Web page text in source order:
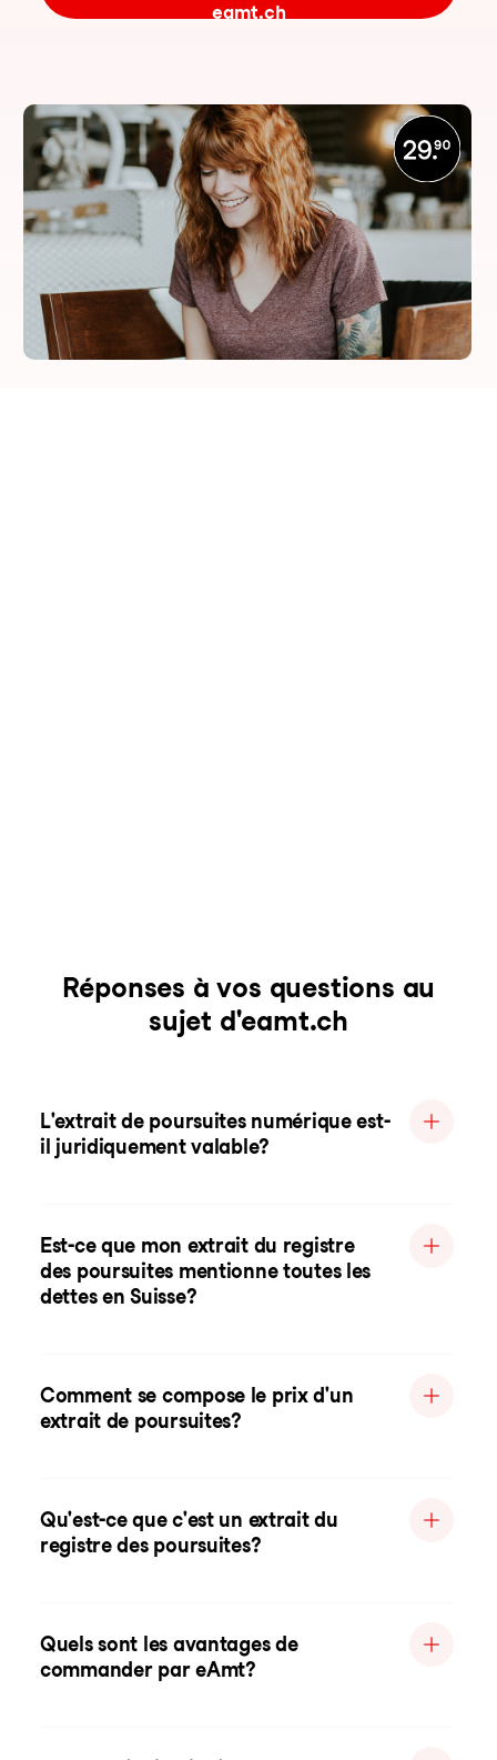
eamt.ch
Réponses à vos questions au
sujet d'eamt.ch
L'extrait de poursuites numérique est-
il juridiquement valable?
Est-ce que mon extrait du registre
des poursuites mentionne toutes les
dettes en Suisse?
Comment se compose le prix d'un
extrait de poursuites?
Qu'est-ce que c'est un extrait du
registre des poursuites?
Quels sont les avantages de
commander par eAmt?